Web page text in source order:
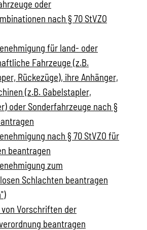
oder
nach § 70 StVZO
für land- oder
Fahrzeuge (z.B.
Rückezüge), ihre Anhänger,
(z.B. Gabelstapler,
oder Sonderfahrzeuge nach §
nach § 70 StVZO für
beantragen
zum
Schlachten beantragen
Vorschriften der
beantragen